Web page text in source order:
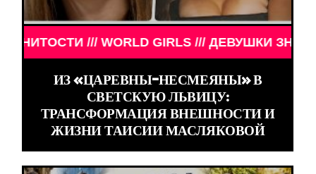
/// ДЕВУШКИ ЗНАМЕНИТОСТИ /// WORLD
ИЗ «ЦАРЕВНЫ-НЕСМЕЯНЫ» В
СВЕТСКУЮ ЛЬВИЦУ:
ТРАНСФОРМАЦИЯ ВНЕШНОСТИ И
ЖИЗНИ ТАИСИИ МАСЛЯКОВОЙ